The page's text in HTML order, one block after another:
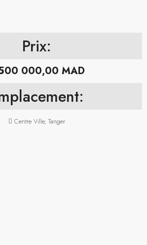
Prix:
000,00 MAD
Centre Ville, Tanger